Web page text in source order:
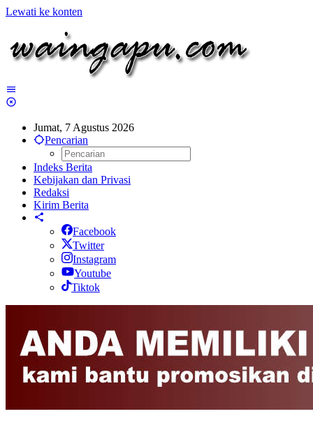
Lewati ke konten
Jumat, 7 Agustus 2026
Pencarian
Indeks Berita
Kebijakan dan Privasi
Redaksi
Kirim Berita
Facebook
Twitter
Instagram
Youtube
Tiktok